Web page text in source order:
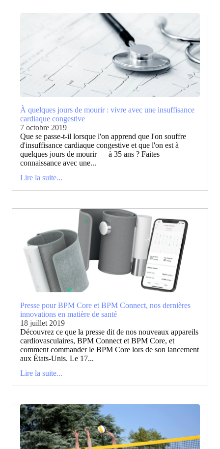
À quelques jours de mourir : vivre avec une insuffisance
cardiaque congestive
7 octobre 2019
Que se passe-t-il lorsque l'on apprend que l'on souffre
d'insuffisance cardiaque congestive et que l'on est à
quelques jours de mourir — à 35 ans ? Faites
connaissance avec une...
Lire la suite...
Presse pour BPM Core et BPM Connect, nos dernières
innovations en matière de santé
18 juillet 2019
Découvrez ce que la presse dit de nos nouveaux appareils
cardiovasculaires, BPM Connect et BPM Core, et
comment commander le BPM Core lors de son lancement
aux États-Unis. Le 17...
Lire la suite...